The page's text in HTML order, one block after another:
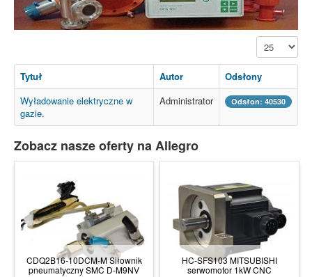
Pokaż #
Tytuł Autor
Odsłony
Wyładowanie elektryczne w
gazie.
Administrator Odsłon: 40530
Zobacz nasze oferty na Allegro
CDQ2B16-10DCM-M Siłownik
pneumatyczny SMC D-M9NV
HC-SFS103 MITSUBISHI
serwomotor 1kW CNC